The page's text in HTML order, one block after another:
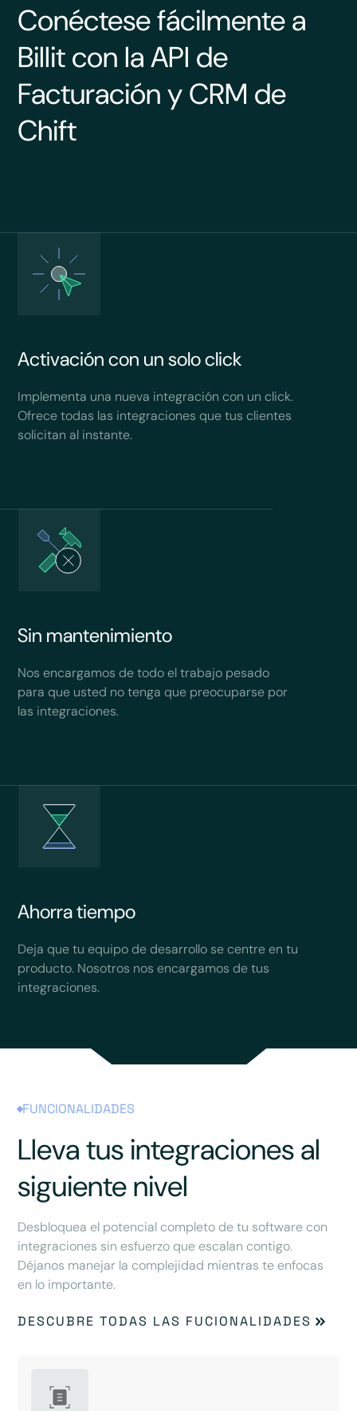
Conéctese fácilmente a
Billit con la API de
Facturación y CRM de
Chift
Activación con un solo click
Implementa una nueva integración con un click.
Ofrece todas las integraciones que tus clientes
solicitan al instante.
Sin mantenimiento
Nos encargamos de todo el trabajo pesado
para que usted no tenga que preocuparse por
las integraciones.
Ahorra tiempo
Deja que tu equipo de desarrollo se centre en tu
producto. Nosotros nos encargamos de tus
integraciones.
FUNCIONALIDADES
Lleva tus integraciones al
siguiente nivel
Desbloquea el potencial completo de tu software con
integraciones sin esfuerzo que escalan contigo.
Déjanos manejar la complejidad mientras te enfocas
en lo importante.
DESCUBRE TODAS LAS FUCIONALIDADES